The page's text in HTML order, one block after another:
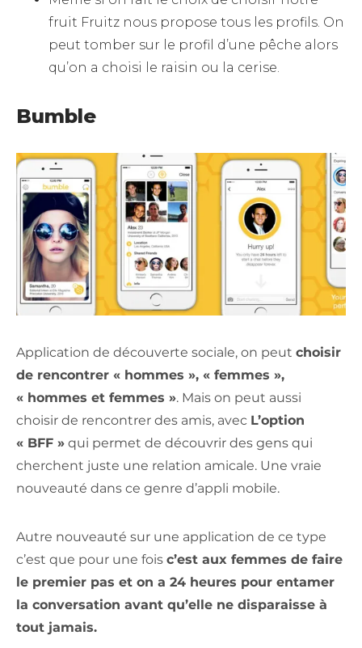
fruit Fruitz nous propose tous les profils. On
peut tomber sur le profil d’une pêche alors
qu’on a choisi le raisin ou la cerise.
Bumble
Application de découverte sociale, on peut choisir
de rencontrer « hommes », « femmes »,
« hommes et femmes ». Mais on peut aussi
choisir de rencontrer des amis, avec L’option
« BFF » qui permet de découvrir des gens qui
cherchent juste une relation amicale. Une vraie
nouveauté dans ce genre d’appli mobile.
Autre nouveauté sur une application de ce type
c’est que pour une fois c’est aux femmes de faire
le premier pas et on a 24 heures pour entamer
la conversation avant qu’elle ne disparaisse à
tout jamais.